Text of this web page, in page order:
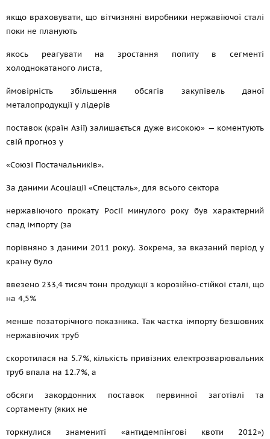
якщо враховувати, що вітчизняні виробники нержавіючої сталі
поки не планують
якось реагувати на зростання попиту в сегменті
холоднокатаного листа,
ймовірність збільшення обсягів закупівель даної
металопродукції у лідерів
поставок (країн Азії) залишається дуже високою» — коментують
свій прогноз у
«Союзі Постачальників».
За даними Асоціації «Спецсталь», для всього сектора
нержавіючого прокату Росії минулого року був характерний
спад імпорту (за
порівняно з даними 2011 року). Зокрема, за вказаний період у
країну було
ввезено 233,4 тисяч тонн продукції з корозійно-стійкої сталі, що
на 4,5%
менше позаторічного показника. Так частка імпорту безшовних
нержавіючих труб
скоротилася на 5.7%, кількість привізних електрозварювальних
труб впала на 12.7%, а
обсяги закордонних поставок первинної заготівлі та
сортаменту (яких не
торкнулися знамениті «антидемпінгові квоти 2012»)